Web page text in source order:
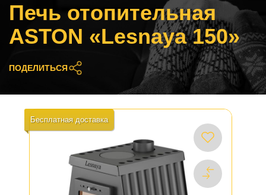
Печь отопительная
ASTON «Lesnaya 150»
ПОДЕЛИТЬСЯ
Бесплатная доставка